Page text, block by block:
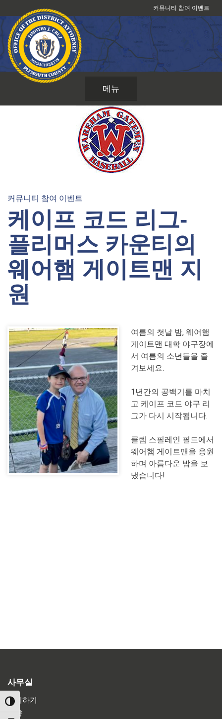
TOGGLE HIGH CONTRAST
텐
츠
건
커뮤니티 참여 이벤트
메뉴
커뮤니티 참여 이벤트
케이프 코드 리그-
플리머스 카운티의
웨어햄 게이트맨 지
원
여름의 첫날 밤, 웨어햄
게이트맨 대학 야구장에
서 여름의 소년들을 즐
겨보세요.
1년간의 공백기를 마치
고 케이프 코드 야구 리
그가 다시 시작됩니다.
클렘 스필레인 필드에서
웨어햄 게이트맨을 응원
하며 아름다운 밤을 보
냈습니다!
사무실
문의하기
방향